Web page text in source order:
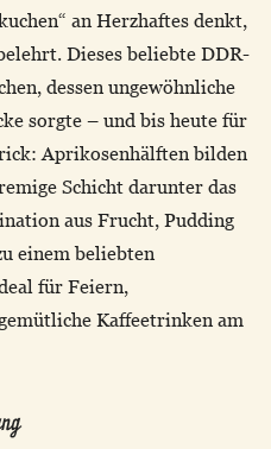
an Herzhaftes denkt,
Dieses beliebte DDR-
dessen ungewöhnliche
sorgte – und bis heute für
Aprikosenhälften bilden
Schicht darunter das
aus Frucht, Pudding
einem beliebten
für Feiern,
Kaffeetrinken am